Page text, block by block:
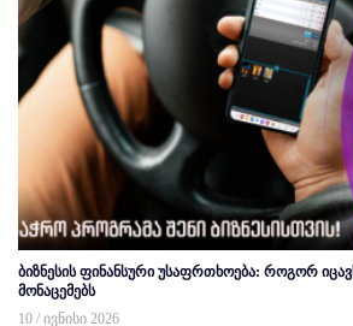
ბიზნესის ფინანსური უსაფრთხოება: როგორ
მონაცემებს
10 / ივნისი 2026